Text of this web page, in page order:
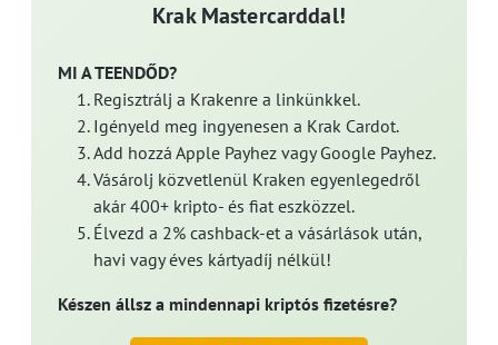
Krak Mastercarddal!
MI A TEENDŐD?
Regisztrálj a Krakenre a linkünkkel.
Igényeld meg ingyenesen a Krak Cardot.
Add hozzá Apple Payhez vagy Google Payhez.
Vásárolj közvetlenül Kraken egyenlegedről
akár 400+ kripto- és fiat eszközzel.
Élvezd a 2% cashback-et a vásárlások után,
havi vagy éves kártyadíj nélkül!
Készen állsz a mindennapi kriptós fizetésre?